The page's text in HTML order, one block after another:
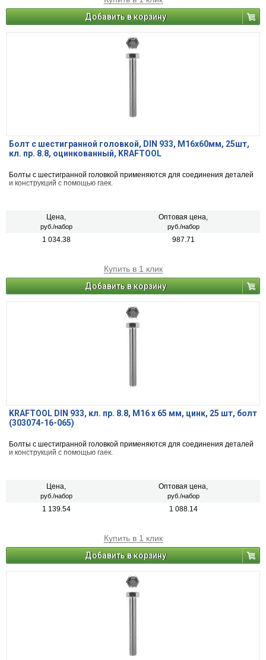
Добавить в корзину
Болт с шестигранной головкой, DIN 933, M16x60мм, 25шт,
кл. пр. 8.8, оцинкованный, KRAFTOOL
Болты с шестигранной головкой применяются для соединения деталей
и конструкций с помощью гаек.
Цена,
руб./набор
Оптовая цена,
руб./набор
1 034.38 987.71
Купить в 1 клик
Добавить в корзину
KRAFTOOL DIN 933, кл. пр. 8.8, M16 х 65 мм, цинк, 25 шт, болт
(303074-16-065)
Болты с шестигранной головкой применяются для соединения деталей
и конструкций с помощью гаек.
Цена,
руб./набор
Оптовая цена,
руб./набор
1 139.54 1 088.14
Купить в 1 клик
Добавить в корзину